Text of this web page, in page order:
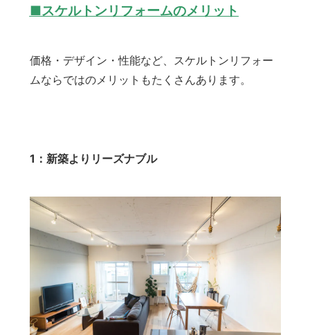
■スケルトンリフォームのメリット
価格・デザイン・性能など、スケルトンリフォー
ムならではのメリットもたくさんあります。
1：新築よりリーズナブル